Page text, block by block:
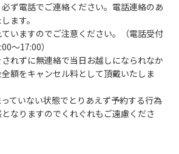
りにつき1区画の予約をお願いします。
ンの手続きを行ってください。午後3
午後3時になりましたら管理棟にて手
。午後5時過ぎにお越しの方は、翌朝
い。
み下ろし時以外は、駐車場にとめてく
、午前10時まで（日帰り使用の場合は
チェックインの手続きを行っていない
場合は、必ず手続きを行ってくださ
ず電話でご連絡ください。電話連絡のあ
ます。
いますのでご注意ください。（電話受付
～17:00）
れずに無連絡で当日お越しになられなか
額をキャンセル料として頂戴いたしま
ていない状態でとりあえず予約する行為
なりますのでくれぐれもご遠慮くださ